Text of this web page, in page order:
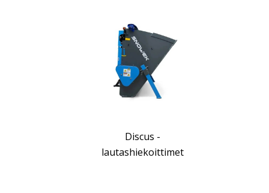
Discus -
lautashiekoittimet